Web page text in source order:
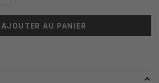
AJOUTER AU PANIER